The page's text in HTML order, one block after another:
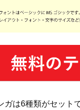
ガは6種類がセット